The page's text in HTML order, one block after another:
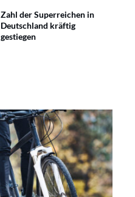
Zahl der Superreichen in
Deutschland kräftig
gestiegen